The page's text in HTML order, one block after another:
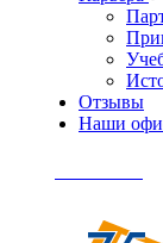
Отзывы
Наши